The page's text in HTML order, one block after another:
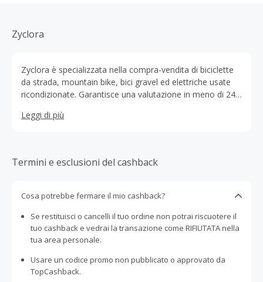
Zyclora
Zyclora è specializzata nella compra-vendita di biciclette
da strada, mountain bike, bici gravel ed elettriche usate
ricondizionate. Garantisce una valutazione in meno di 24
biciclette acquistate nella sua officina grazie a meccanici
Leggi di più
Termini e esclusioni del cashback
Cosa potrebbe fermare il mio cashback?
Se restituisci o cancelli il tuo ordine non potrai riscuotere il
tuo cashback e vedrai la transazione come RIFIUTATA nella
tua area personale.
Usare un codice promo non pubblicato o approvato da
TopCashback.